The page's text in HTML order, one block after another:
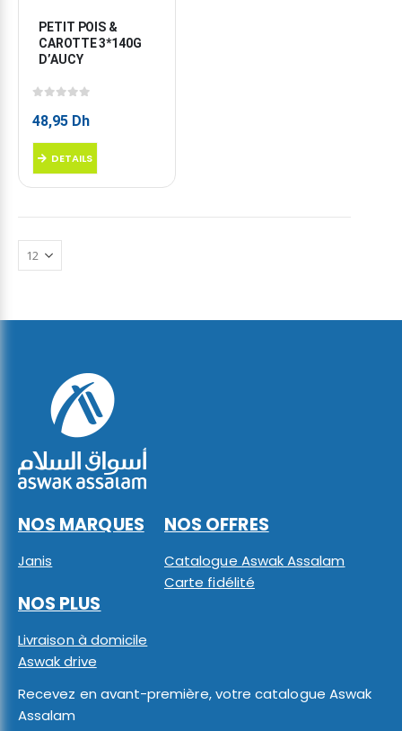
PETIT POIS &
CAROTTE 3*140G
D’AUCY
48,95 Dh
DETAILS
NOS MARQUES
Janis
NOS OFFRES
Catalogue Aswak Assalam
Carte fidélité
NOS PLUS
Livraison à domicile
Aswak drive
Recevez en avant-première, votre catalogue Aswak
Assalam